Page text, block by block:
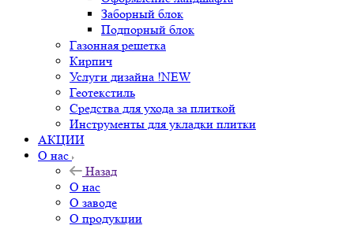
Заборный блок
Подпорный блок
Газонная решетка
Кирпич
Услуги дизайна !NEW
Геотекстиль
Средства для ухода за плиткой
Инструменты для укладки плитки
АКЦИИ
О нас
Назад
О нас
О заводе
О продукции